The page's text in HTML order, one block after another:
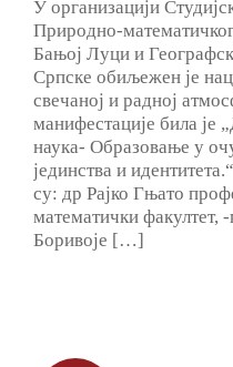
У организацији
Природно-
Бањој Луци и
Српске обиљежен је
свечаној и радној
манифестације била је
наука- Образовање у
јединства и
су: др Рајко Гњато
математички факултет,
Боривоје […]